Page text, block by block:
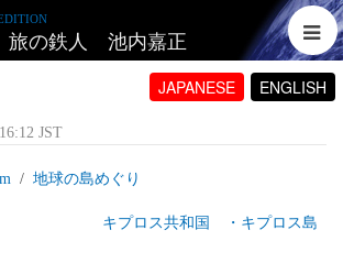
旅の鉄人 池内嘉正
JAPANESE ENGLISH
JST
地球の島めぐり
ロス共和国 ・キプロス島